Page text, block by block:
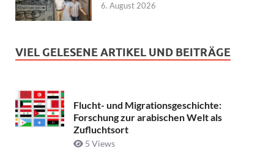
6. August 2026
VIEL GELESENE ARTIKEL UND BEITRÄGE
Flucht- und Migrationsgeschichte:
Forschung zur arabischen Welt als
Zufluchtsort
5 Views